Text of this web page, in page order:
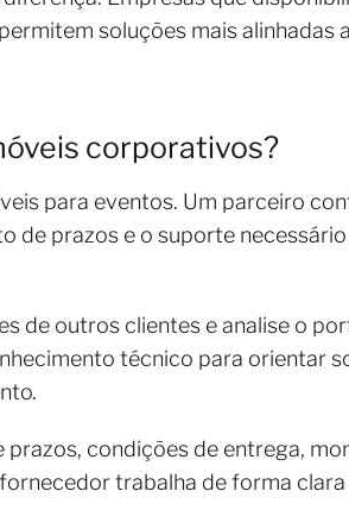
soluções mais alinhadas
corporativos?
para eventos. Um parceiro
de prazos e o suporte
de outros clientes e analise o
técnico para orientar
condições de entrega,
trabalha de forma